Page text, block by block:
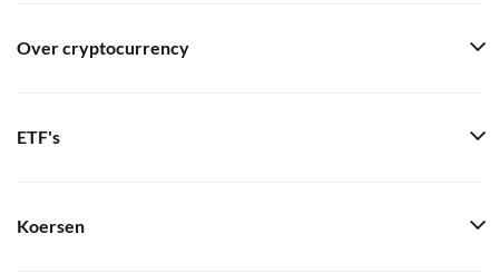
Over cryptocurrency
ETF's
Koersen